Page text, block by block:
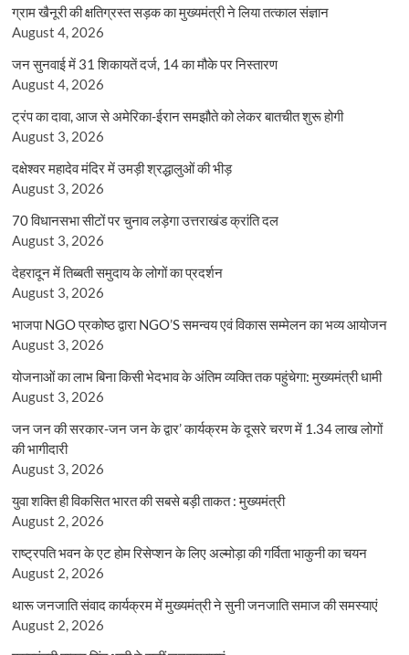
ग्राम खैनूरी की क्षतिग्रस्त सड़क का मुख्यमंत्री ने लिया तत्काल संज्ञान
August 4, 2026
जन सुनवाई में 31 शिकायतें दर्ज, 14 का मौके पर निस्तारण
August 4, 2026
ट्रंप का दावा, आज से अमेरिका-ईरान समझौते को लेकर बातचीत शुरू होगी
August 3, 2026
दक्षेश्वर महादेव मंदिर में उमड़ी श्रद्धालुओं की भीड़
August 3, 2026
70 विधानसभा सीटों पर चुनाव लड़ेगा उत्तराखंड क्रांति दल
August 3, 2026
देहरादून में तिब्बती समुदाय के लोगों का प्रदर्शन
August 3, 2026
भाजपा NGO प्रकोष्ठ द्वारा NGO’S समन्वय एवं विकास सम्मेलन का भव्य आयोजन
August 3, 2026
योजनाओं का लाभ बिना किसी भेदभाव के अंतिम व्यक्ति तक पहुंचेगा: मुख्यमंत्री धामी
August 3, 2026
जन जन की सरकार-जन जन के द्वार’ कार्यक्रम के दूसरे चरण में 1.34 लाख लोगों
की भागीदारी
August 3, 2026
युवा शक्ति ही विकसित भारत की सबसे बड़ी ताकत : मुख्यमंत्री
August 2, 2026
राष्ट्रपति भवन के एट होम रिसेप्शन के लिए अल्मोड़ा की गर्विता भाकुनी का चयन
August 2, 2026
थारू जनजाति संवाद कार्यक्रम में मुख्यमंत्री ने सुनी जनजाति समाज की समस्याएं
August 2, 2026